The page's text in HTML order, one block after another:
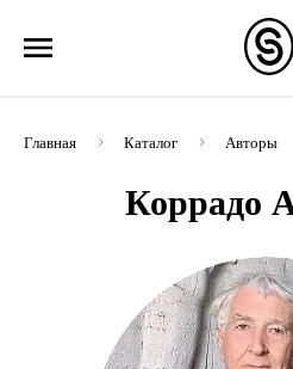
Главная Каталог Авторы
Коррадо